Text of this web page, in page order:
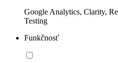
Google Analytics, Clarity,
Testing
Funkčnosť